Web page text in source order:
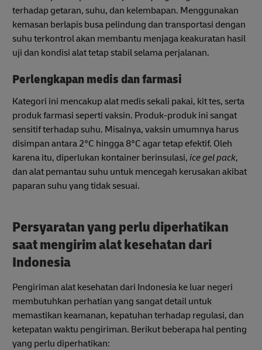
terhadap getaran, suhu, dan kelembapan. Menggunakan
kemasan berlapis busa pelindung dan transportasi dengan
suhu terkontrol akan membantu menjaga keakuratan hasil
uji dan kondisi alat tetap stabil selama perjalanan.
Perlengkapan medis dan farmasi
Kategori ini mencakup alat medis sekali pakai, kit tes, serta
produk farmasi seperti vaksin. Produk-produk ini sangat
sensitif terhadap suhu. Misalnya, vaksin umumnya harus
disimpan antara 2°C hingga 8°C agar tetap efektif. Oleh
karena itu, diperlukan kontainer berinsulasi, ice gel pack,
dan alat pemantau suhu untuk mencegah kerusakan akibat
paparan suhu yang tidak sesuai.
Persyaratan yang perlu diperhatikan
saat mengirim alat kesehatan dari
Indonesia
Pengiriman alat kesehatan dari Indonesia ke luar negeri
membutuhkan perhatian yang sangat detail untuk
memastikan keamanan, kepatuhan terhadap regulasi, dan
ketepatan waktu pengiriman. Berikut beberapa hal penting
yang perlu diperhatikan: